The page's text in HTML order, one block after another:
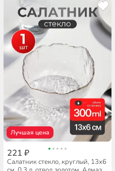
Лучшая цена
221 ₽
Салатник стекло, круглый, 13х6